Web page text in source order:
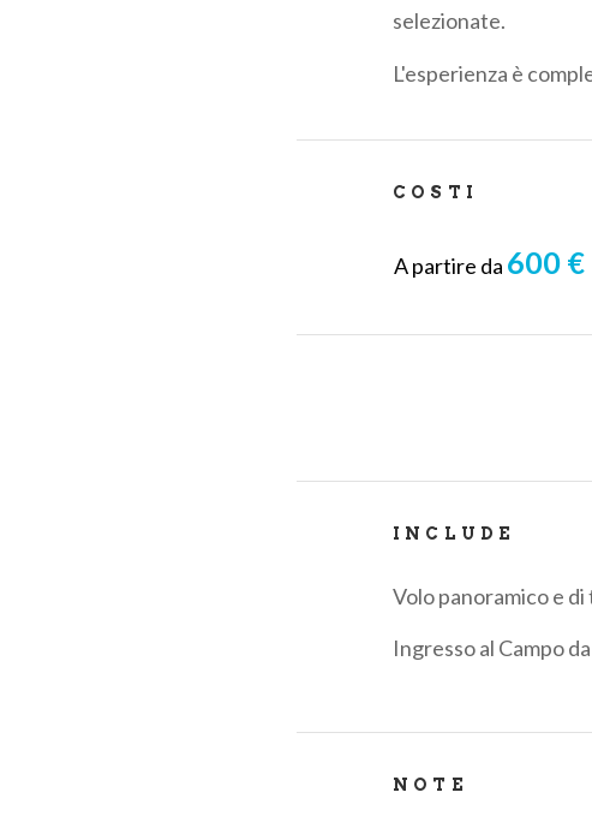
selezionate.
L'esperienza è
COSTI
A partire da 600 €
INCLUDE
Volo panoramico e
Ingresso al Campo
NOTE